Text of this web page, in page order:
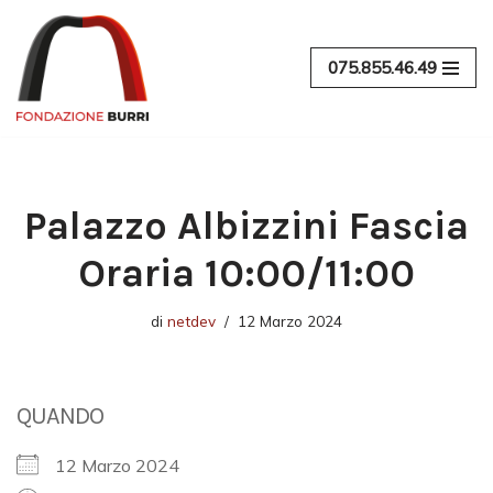
Vai
al
contenuto
075.855.46.49
Palazzo Albizzini Fascia
Oraria 10:00/11:00
di netdev 12 Marzo 2024
QUANDO
12 Marzo 2024